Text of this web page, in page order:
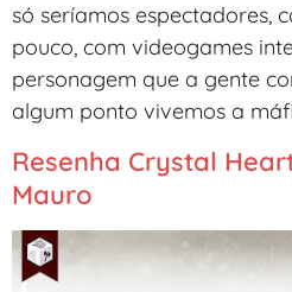
só seríamos espectadores,
pouco, com videogames
personagem que a gente
algum ponto vivemos a
Resenha Crystal
Mauro